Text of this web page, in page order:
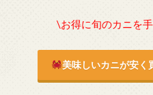
\お得に旬のカニを
美味しいカニが安く